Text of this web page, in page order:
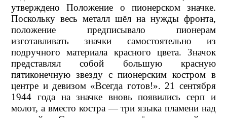
утверждено Положение о пионерском значке.
Поскольку весь металл шёл на нужды фронта,
положение предписывало пионерам
изготавливать значки самостоятельно из
подручного материала красного цвета. Значок
представлял собой большую красную
пятиконечную звезду с пионерским костром в
центре и девизом «Всегда готов!». 21 сентября
1944 года на значке вновь появились серп и
молот, а вместо костра — три языка пламени над